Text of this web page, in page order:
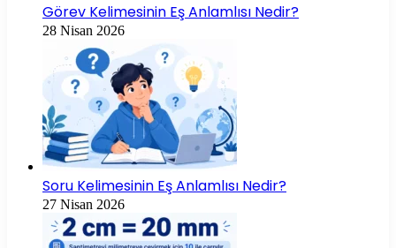
Görev Kelimesinin Eş Anlamlısı Nedir?
28 Nisan 2026
Soru Kelimesinin Eş Anlamlısı Nedir?
27 Nisan 2026